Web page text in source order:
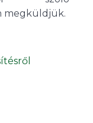
megküldjük.